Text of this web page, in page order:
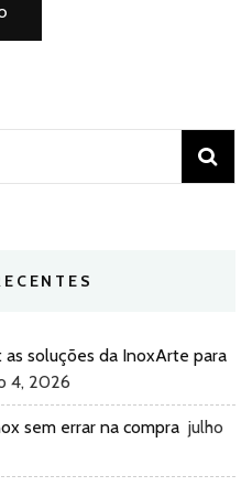
as soluções da InoxArte para
4, 2026
sem errar na compra julho